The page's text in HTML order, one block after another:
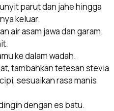
parut dan jahe hingga
keluar.
air asam jawa dan garam.
ke dalam wadah.
tambahkan tetesan stevia
sesuaikan rasa manis
dengan es batu.